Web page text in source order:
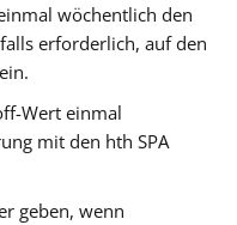
wöchentlich den
erforderlich, auf den
Wert einmal
mit den hth SPA
geben, wenn